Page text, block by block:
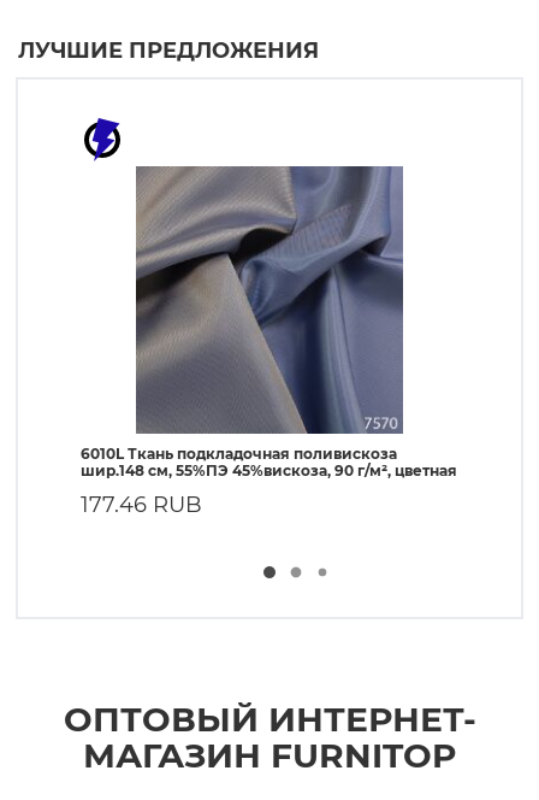
ЛУЧШИЕ ПРЕДЛОЖЕНИЯ
6010L Ткань подкладочная поливискоза
шир.148 см, 55%ПЭ 45%вискоза, 90 г/м², цветная
177.46 RUB
ОПТОВЫЙ ИНТЕРНЕТ-
МАГАЗИН FURNITOP